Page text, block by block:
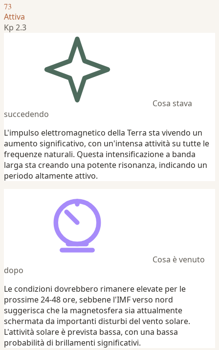
73
Attiva
Kp 2.3
Cosa stava
succedendo
L'impulso elettromagnetico della Terra sta vivendo un
aumento significativo, con un'intensa attività su tutte le
frequenze naturali. Questa intensificazione a banda
larga sta creando una potente risonanza, indicando un
periodo altamente attivo.
Cosa è venuto
dopo
Le condizioni dovrebbero rimanere elevate per le
prossime 24-48 ore, sebbene l'IMF verso nord
suggerisca che la magnetosfera sia attualmente
schermata da importanti disturbi del vento solare.
L'attività solare è prevista bassa, con una bassa
probabilità di brillamenti significativi.